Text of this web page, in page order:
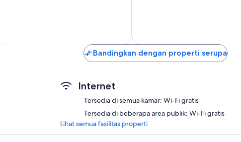
Bandingkan dengan properti serupa
Internet
Tersedia di semua kamar: Wi-Fi gratis
Tersedia di beberapa area publik: Wi-Fi gratis
Lihat semua fasilitas properti